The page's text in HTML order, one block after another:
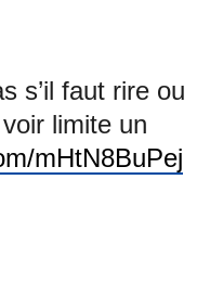
s’il faut rire ou
limite un
mHtN8BuPej